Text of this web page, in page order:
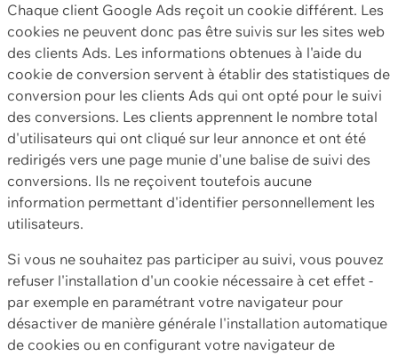
Chaque client Google Ads reçoit un cookie différent. Les
cookies ne peuvent donc pas être suivis sur les sites web
des clients Ads. Les informations obtenues à l'aide du
cookie de conversion servent à établir des statistiques de
conversion pour les clients Ads qui ont opté pour le suivi
des conversions. Les clients apprennent le nombre total
d'utilisateurs qui ont cliqué sur leur annonce et ont été
redirigés vers une page munie d'une balise de suivi des
conversions. Ils ne reçoivent toutefois aucune
information permettant d'identifier personnellement les
utilisateurs.
Si vous ne souhaitez pas participer au suivi, vous pouvez
refuser l'installation d'un cookie nécessaire à cet effet -
par exemple en paramétrant votre navigateur pour
désactiver de manière générale l'installation automatique
de cookies ou en configurant votre navigateur de